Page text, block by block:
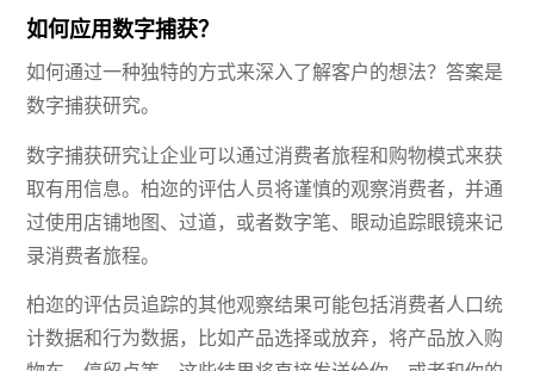
如何应用数字捕获？
如何通过一种独特的方式来深入了解客户的想法？答案是
数字捕获研究。
数字捕获研究让企业可以通过消费者旅程和购物模式来获
取有用信息。柏迩的评估人员将谨慎的观察消费者，并通
过使用店铺地图、过道，或者数字笔、眼动追踪眼镜来记
录消费者旅程。
柏迩的评估员追踪的其他观察结果可能包括消费者人口统
计数据和行为数据，比如产品选择或放弃，将产品放入购